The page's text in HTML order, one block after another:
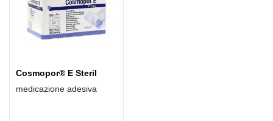
Cosmopor® E Steril
medicazione adesiva